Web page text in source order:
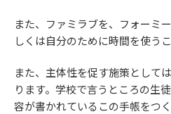
また、ファミラブを、フォーミ
しくは自分のために時間を使う
また、主体性を促す施策として
ります。学校で言うところの生
容が書かれているこの手帳をつ